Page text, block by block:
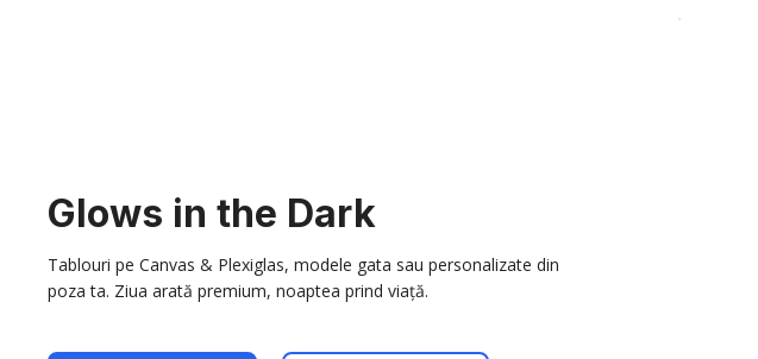
Glows in the Dark
Tablouri pe Canvas & Plexiglas, modele gata sau personalizate din
poza ta. Ziua arată premium, noaptea prind viață.